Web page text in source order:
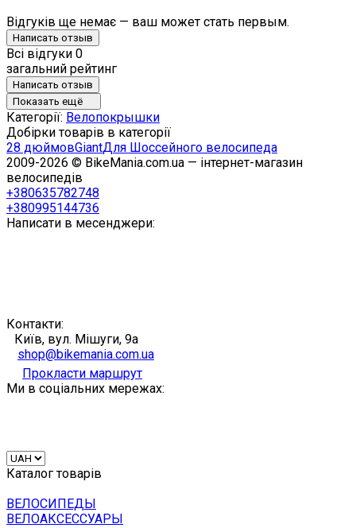
Відгуків ще немає — ваш может стать первым.
Написать отзыв
Всі відгуки 0
загальний рейтинг
Написать отзыв
Показать ещё
Категорії: Велопокрышки
Добірки товарів в категорії
28 дюймовGiantДля Шоссейного велосипеда
2009-2026 © BikeMania.com.ua — інтернет-магазин
велосипедів
+380635782748
+380995144736
Написати в месенджери:
Контакти:
Київ, вул. Мішуги, 9а
shop@bikemania.com.ua
Прокласти маршрут
Ми в соціальних мережах:
Каталог товарів
ВЕЛОСИПЕДЫ
ВЕЛОАКСЕССУАРЫ